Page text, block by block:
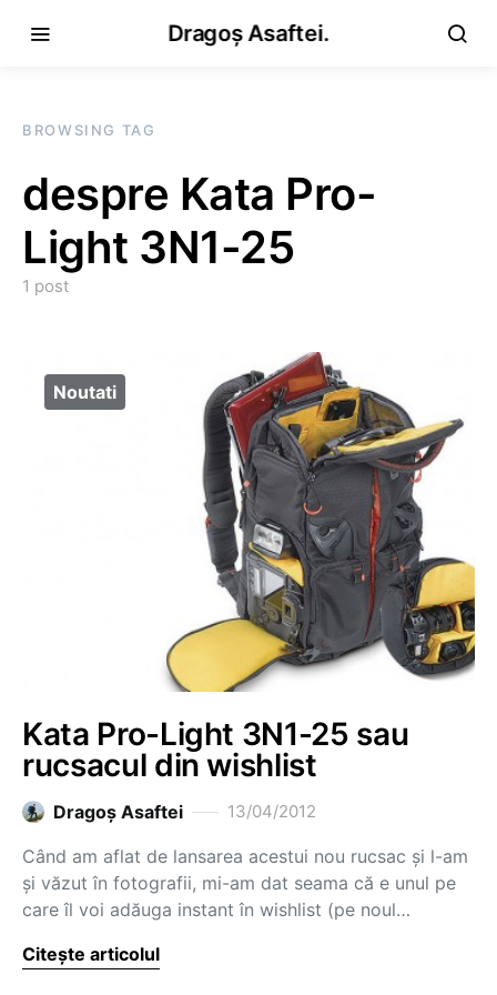
Dragoș Asaftei.
BROWSING TAG
despre Kata Pro-
Light 3N1-25
1 post
Noutati
Kata Pro-Light 3N1-25 sau
rucsacul din wishlist
Dragoş Asaftei 13/04/2012
Când am aflat de lansarea acestui nou rucsac și l-am
și văzut în fotografii, mi-am dat seama că e unul pe
care îl voi adăuga instant în wishlist (pe noul…
Citește articolul